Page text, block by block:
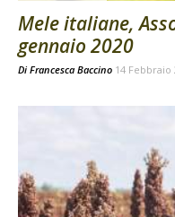
Mele italiane,
gennaio 2020
Di Francesca Baccino 14 Febbraio